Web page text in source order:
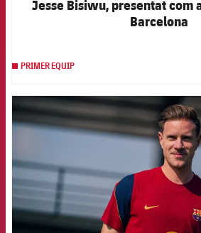
Jesse Bisiwu, presentat com
Barcelona
PRIMER EQUIP
FCB